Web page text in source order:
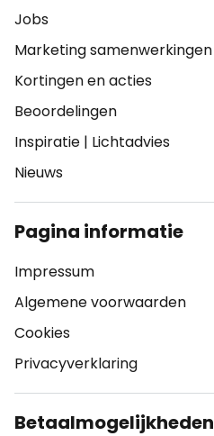
Jobs
Marketing samenwerkingen
Kortingen en acties
Beoordelingen
Inspiratie | Lichtadvies
Nieuws
Pagina informatie
Impressum
Algemene voorwaarden
Cookies
Privacyverklaring
Betaalmogelijkheden